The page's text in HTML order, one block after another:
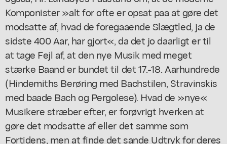
Komponister »alt for ofte er opsat paa at gøre det
modsatte af, hvad de foregaaende Slægtled, ja de
sidste 400 Aar, har gjort«, da det jo daarligt er til
at tage Fejl af, at den nye Musik med meget
stærke Baand er bundet til det 17.-18. Aarhundrede
(Hindemiths Berøring med Bachstilen, Stravinskis
med baade Bach og Pergolese). Hvad de »nye«
Musikere stræber efter, er forøvrigt hverken at
gøre det modsatte af eller det samme som
Fortidens, men at finde det sande Udtryk for deres